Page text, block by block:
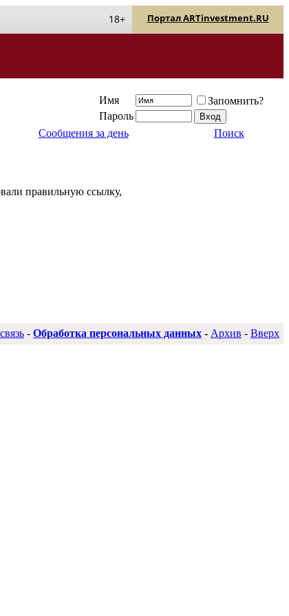
Портал ARTinvestment.RU
18+
Имя
Запомнить?
Пароль
Сообщения за день Поиск
правильную ссылку,
- Обработка персональных данных - Архив - Вверх